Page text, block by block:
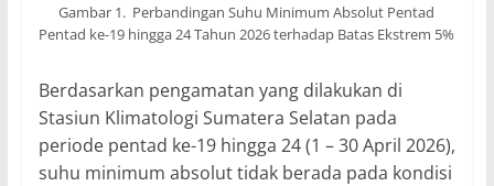
Gambar 1. Perbandingan Suhu Minimum Absolut Pentad
Pentad ke-19 hingga 24 Tahun 2026 terhadap Batas Ekstrem 5%
Berdasarkan pengamatan yang dilakukan di
Stasiun Klimatologi Sumatera Selatan pada
periode pentad ke-19 hingga 24 (1 – 30 April 2026),
suhu minimum absolut tidak berada pada kondisi